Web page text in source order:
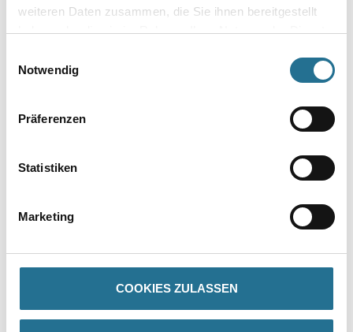
weiteren Daten zusammen, die Sie ihnen bereitgestellt
haben oder die sie im Rahmen Ihrer Nutzung der Dienste
Notwendig
Präferenzen
Statistiken
Marketing
COOKIES ZULASSEN
PRODUKTEIGENSCHAFTEN
- Über 100 Motive für jeden Geschmack